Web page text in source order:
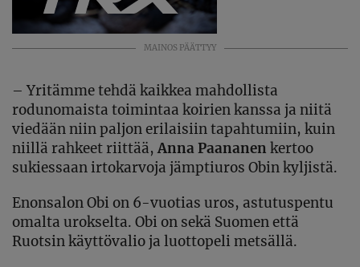
MAINOS PÄÄTTYY
– Yritämme tehdä kaikkea mahdollista
rodunomaista toimintaa koirien kanssa ja niitä
viedään niin paljon erilaisiin tapahtumiin, kuin
niillä rahkeet riittää,Anna Paananen kertoo
sukiessaan irtokarvoja jämptiuros Obin kyljistä.
Enonsalon Obi on 6-vuotias uros, astutuspentu
omalta urokselta. Obi on sekä Suomen että
Ruotsin käyttövalio ja luottopeli metsällä.